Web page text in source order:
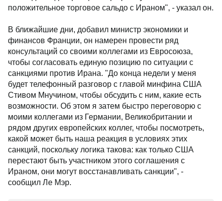
положительное торговое сальдо с Ираном", - указал он.
В ближайшие дни, добавил министр экономики и
финансов Франции, он намерен провести ряд
консультаций со своими коллегами из Евросоюза,
чтобы согласовать единую позицию по ситуации с
санкциями против Ирана. "До конца недели у меня
будет телефонный разговор с главой минфина США
Стивом Мнучином, чтобы обсудить с ним, какие есть
возможности. Об этом я затем быстро переговорю с
моими коллегами из Германии, Великобритании и
рядом других европейских коллег, чтобы посмотреть,
какой может быть наша реакция в условиях этих
санкций, поскольку логика такова: как только США
перестают быть участником этого соглашения с
Ираном, они могут восстанавливать санкции", -
сообщил Ле Мэр.